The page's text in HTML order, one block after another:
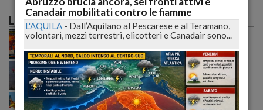
Le più lette
Caldo record sull'Italia: il peggio deve ancora
arrivare, poi una possibile svolta meteo
Incendio tra Lucoli e Roio, massima allerta: continua
il monitoraggio senza sosta delle autorità
Incendi senza tregua nell’Aquilano: il fuoco
raggiunge Roio e cresce la preoccupazione generale
Canadair mobilitati contro le fiamme
L'AQUILA - Dall’Aquilano al Pescarese e al Teramano,
volontari, mezzi terrestri, elicotteri e Canadair sono...